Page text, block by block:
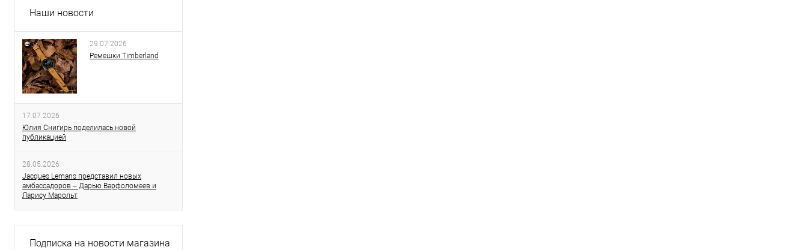
Наши новости
29.07.2026
Ремешки Timberland
17.07.2026
Юлия Снигирь поделилась новой
публикацией
28.05.2026
Jacques Lemans представил новых
амбассадоров – Дарью Варфоломеев и
Ларису Марольт
Подписка на новости магазина